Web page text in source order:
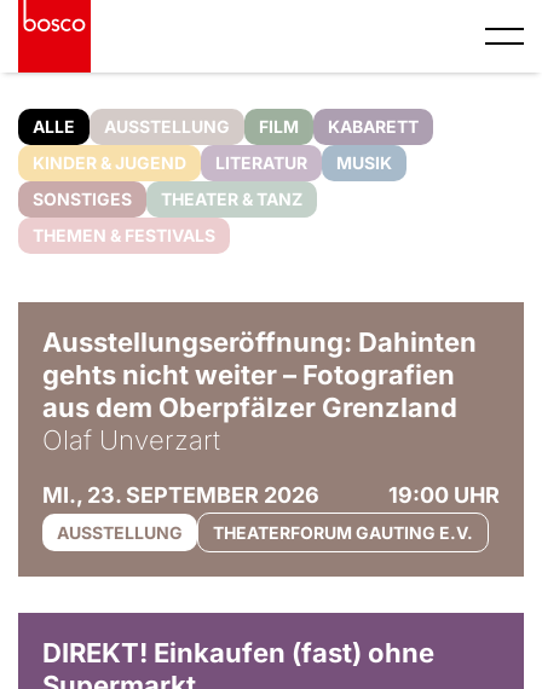
ALLE AUSSTELLUNG FILM
KABARETT
KINDER & JUGEND
LITERATUR
MUSIK
SONSTIGES
THEATER & TANZ
THEMEN & FESTIVALS
Ausstellungseröffnung: Dahinten
gehts nicht weiter – Fotografien
aus dem Oberpfälzer Grenzland
Olaf Unverzart
MI., 23. SEPTEMBER 2026 19:00 UHR
AUSSTELLUNG THEATERFORUM GAUTING E.V.
DIREKT! Einkaufen (fast) ohne